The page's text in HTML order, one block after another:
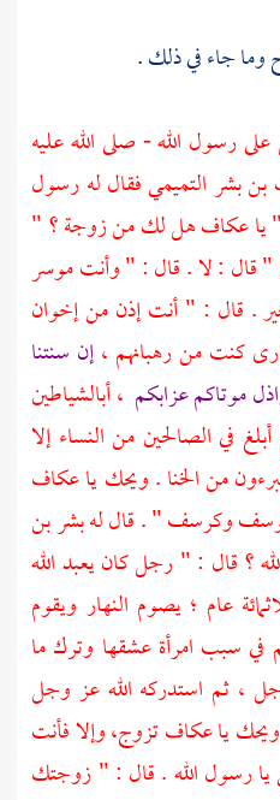
رسول الله - صلى الله عليه
بشر التميميفقال له رسول
عكافهل لك من زوجة ؟ "
" قال : لا . قال : " وأنت موسر
. قال : " أنت إذن من إخوان
كنت من رهبانهم ،إن سنتنا
موتاكم عزابكم ، أبالشياطين
في الصالحين من النساء إلا
من الخنا . ويحك يا عكاف
وكرسف" . قال لهبشر بن
؟ قال : " رجل كان يعبد الله
عام ؛ يصوم النهار ويقوم
في سبب امرأة عشقها وترك ما
، ثم استدركه الله عز وجل
يا عكاف تزوج، وإلا فأنت
يا رسول الله . قال : " زوجتك